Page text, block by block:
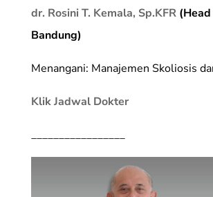
dr. Rosini T. Kemala, Sp.KFR(Head
Bandung)
Menangani: Manajemen Skoliosis
Klik Jadwal Dokter
_________________